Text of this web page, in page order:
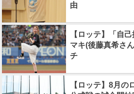
由
【ロッテ】「自
マキ(後藤真希さ
チ
【ロッテ】8月の